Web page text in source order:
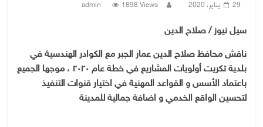
29 يناير، 2020 admin 1898 Views
سيل نيوز / صلاح الدين
ناقش محافظ صلاح الدين عمار الجبر مع الكوادر الهندسية في
بلدية تكريت أولويات المشاريع في خطة عام ٢٠٢٠ ، موجها الجميع
باعتماد الأسس و القواعد المهنية في اختيار قنوات التنفيذ
لتحسين الواقع الخدمي و اضافة جمالية للمدينة